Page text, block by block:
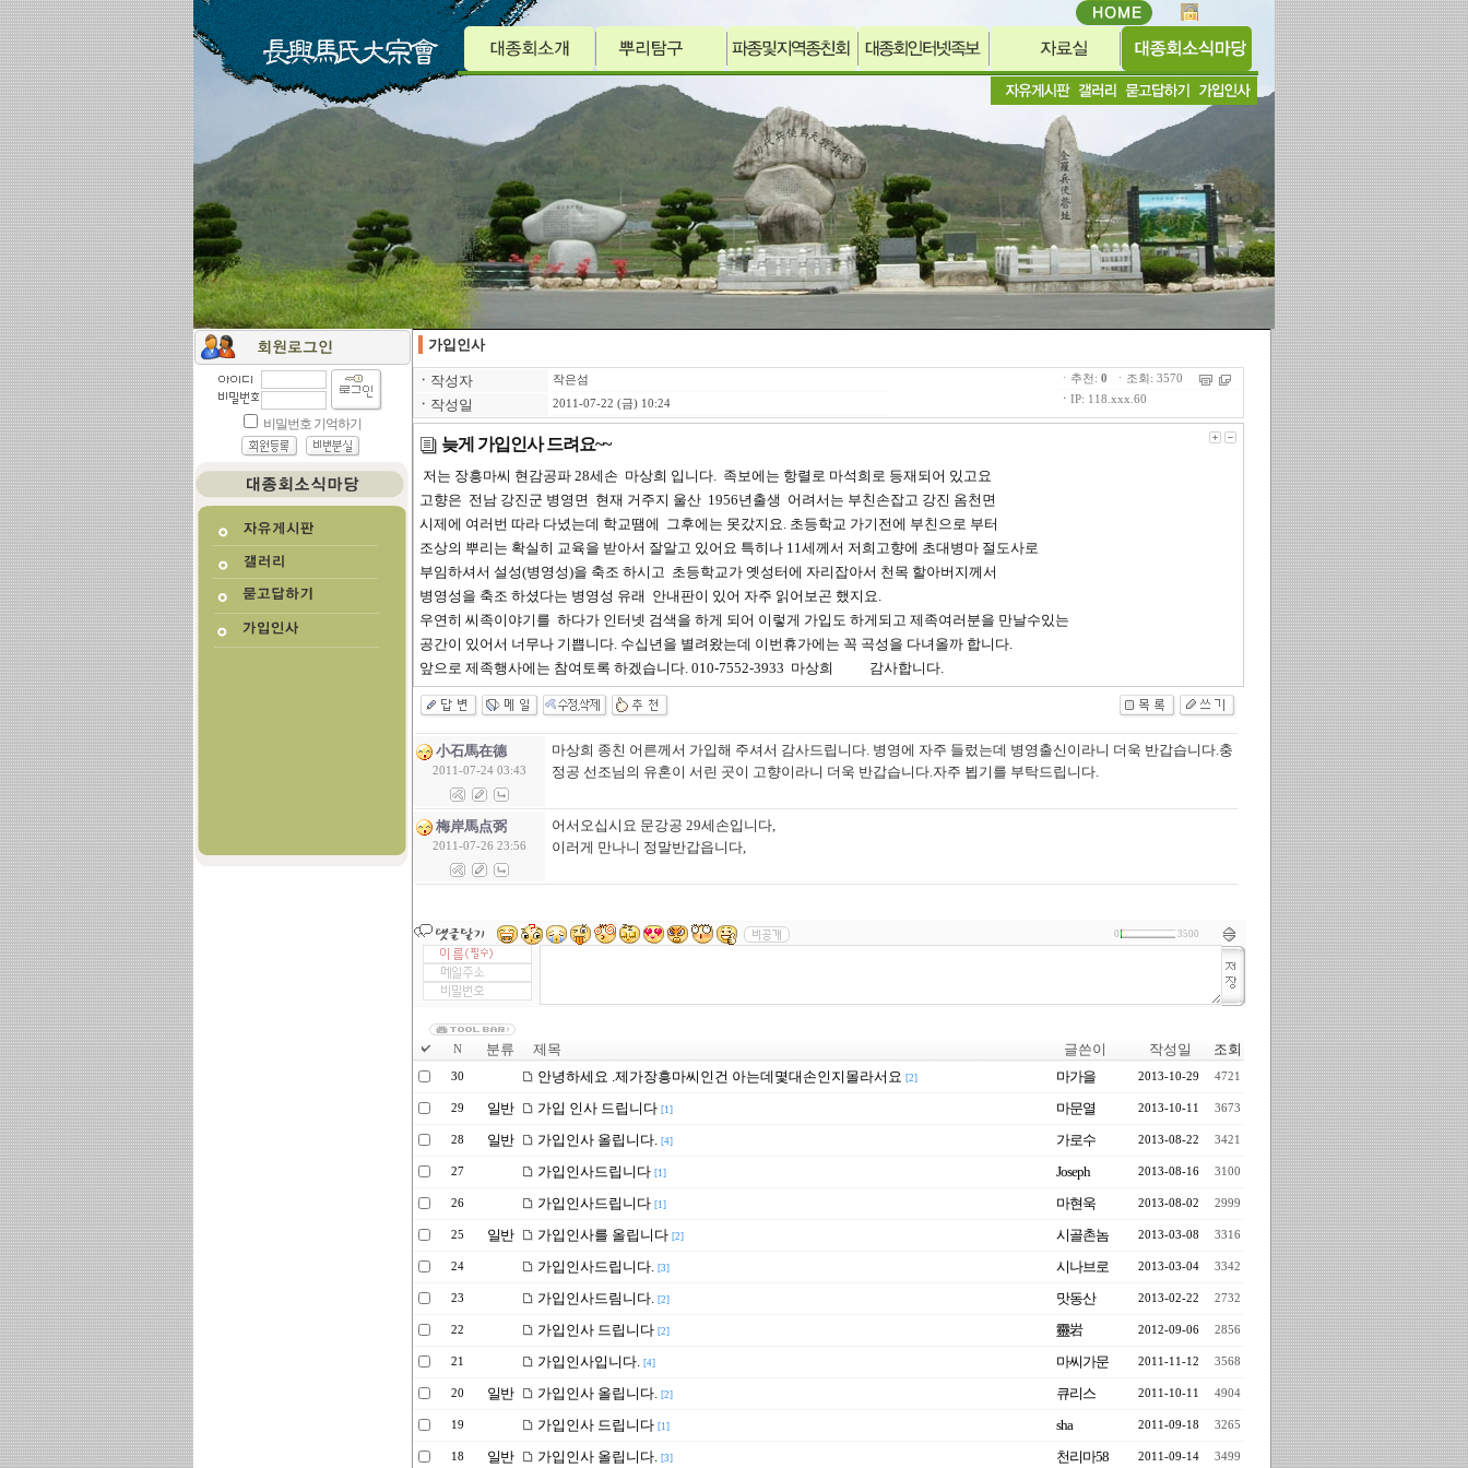
가입인사
ㆍ 작성자 작은섬
ㆍ 작성일 2011-07-22 (금) 10:24
ㆍ추천: 0 ㆍ조회: 3570
ㆍ IP: 118.xxx.60
늦게 가입인사 드려요~~
저는 장흥마씨 현감공파 28세손 마상희 입니다. 족보에는 항렬로 마석희로 등재되어 있고요
고향은 전남 강진군 병영면 현재 거주지 울산 1956년출생 어려서는 부친손잡고 강진 옴천면
시제에 여러번 따라 다녔는데 학교땜에 그후에는 못갔지요. 초등학교 가기전에 부친으로 부터
조상의 뿌리는 확실히 교육을 받아서 잘알고 있어요 특히나 11세께서 저희고향에 초대병마 절도사로
부임하셔서 설성(병영성)을 축조 하시고 초등학교가 옛성터에 자리잡아서 천목 할아버지께서
병영성을 축조 하셨다는 병영성 유래 안내판이 있어 자주 읽어보곤 했지요.
우연히 씨족이야기를 하다가 인터넷 검색을 하게 되어 이렇게 가입도 하게되고 제족여러분을 만날수있는
공간이 있어서 너무나 기쁩니다. 수십년을 별려왔는데 이번휴가에는 꼭 곡성을 다녀올까 합니다.
앞으로 제족행사에는 참여토록 하겠습니다. 010-7552-3933 마상희 감사합니다.
小石馬在德
2011-07-24 03:43
마상희 종친 어른께서 가입해 주셔서 감사드립니다. 병영에 자주 들렀는데 병영출신이라니 더욱 반갑습니다.충
정공 선조님의 유혼이 서린 곳이 고향이라니 더욱 반갑습니다.자주 뵙기를 부탁드립니다.
梅岸馬点弼
2011-07-26 23:56
어서오십시요 문강공 29세손입니다,
이러게 만나니 정말반갑읍니다,
0 3500
N 분류 제목 글쓴이 작성일 조회
30 안녕하세요 .제가장흥마씨인건 아는데몇대손인지몰라서요 [2] 마가을 2013-10-29 4721
29 일반 가입 인사 드립니다 [1] 마문열 2013-10-11 3673
28 일반 가입인사 올립니다. [4] 가로수 2013-08-22 3421
27 가입인사드립니다 [1] Joseph 2013-08-16 3100
26 가입인사드립니다 [1] 마현욱 2013-08-02 2999
25 일반 가입인사를 올립니다 [2] 시골촌놈 2013-03-08 3316
24 가입인사드립니다. [3] 시나브로 2013-03-04 3342
23 가입인사드림니다. [2] 맛동산 2013-02-22 2732
22 가입인사 드립니다 [2] 靈岩 2012-09-06 2856
21 가입인사입니다. [4] 마씨가문 2011-11-12 3568
20 일반 가입인사 올립니다. [2] 큐리스 2011-10-11 4904
19 가입인사 드립니다 [1] sha 2011-09-18 3265
18 일반 가입인사 올립니다. [3] 천리마58 2011-09-14 3499